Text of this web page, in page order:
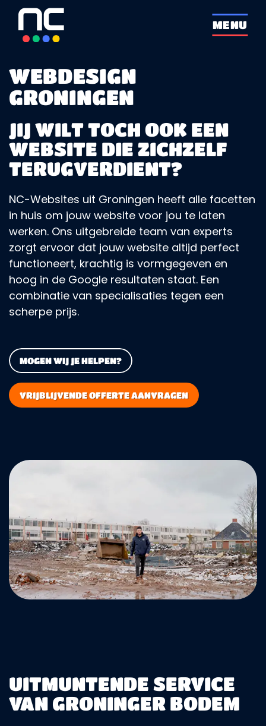
overslaan
MENU
WEBDESIGN
GRONINGEN
JIJ WILT TOCH OOK EEN
WEBSITE DIE ZICHZELF
TERUGVERDIENT?
NC-Websites uit Groningen heeft alle facetten
in huis om jouw website voor jou te laten
werken. Ons uitgebreide team van experts
zorgt ervoor dat jouw website altijd perfect
functioneert, krachtig is vormgegeven en
hoog in de Google resultaten staat. Een
combinatie van specialisaties tegen een
scherpe prijs.
MOGEN WIJ JE HELPEN?
VRIJBLIJVENDE OFFERTE AANVRAGEN
UITMUNTENDE SERVICE
VAN GRONINGER BODEM